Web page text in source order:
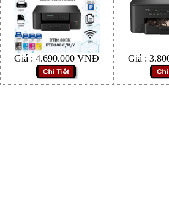
Giá :4.690.000 VNĐ Giá :